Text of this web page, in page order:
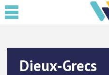
Dieux-Grecs